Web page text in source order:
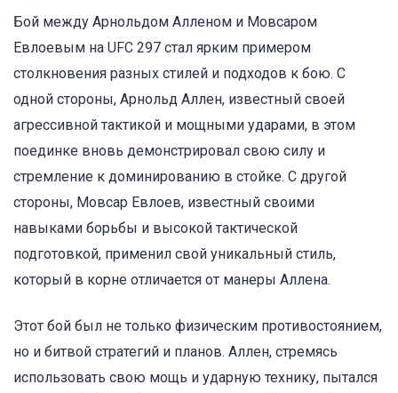
Бой между Арнольдом Алленом и Мовсаром
Евлоевым на UFC 297 стал ярким примером
столкновения разных стилей и подходов к бою. С
одной стороны, Арнольд Аллен, известный своей
агрессивной тактикой и мощными ударами, в этом
поединке вновь демонстрировал свою силу и
стремление к доминированию в стойке. С другой
стороны, Мовсар Евлоев, известный своими
навыками борьбы и высокой тактической
подготовкой, применил свой уникальный стиль,
который в корне отличается от манеры Аллена.
Этот бой был не только физическим противостоянием,
но и битвой стратегий и планов. Аллен, стремясь
использовать свою мощь и ударную технику, пытался